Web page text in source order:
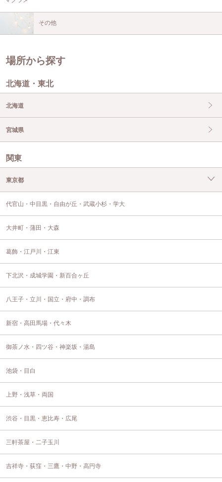
その他
場所から探す
北海道・東北
北海道
宮城県
関東
東京都
代官山・中目黒・自由が丘・武蔵小杉・学大
大井町・蒲田・大森
葛飾・江戸川・江東
下北沢・成城学園・新百合ヶ丘
八王子・立川・国立・府中・調布
新宿・高田馬場・代々木
御茶ノ水・四ツ谷・神楽坂・湯島
池袋・目白
上野・浅草・両国
渋谷・目黒・恵比寿・広尾
三軒茶屋・二子玉川
吉祥寺・荻窪・三鷹・中野・高円寺